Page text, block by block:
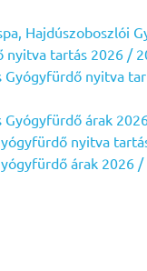
Hajdúszoboszlói
nyitva tartás 2026 /
Gyógyfürdő nyitva
Gyógyfürdő árak
nyitva
árak 2026 /